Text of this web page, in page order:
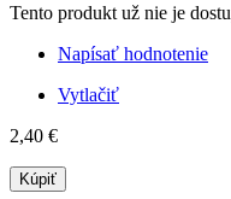
Tento produkt už nie je
Napísať hodnotenie
Vytlačiť
2,40 €
Kúpiť